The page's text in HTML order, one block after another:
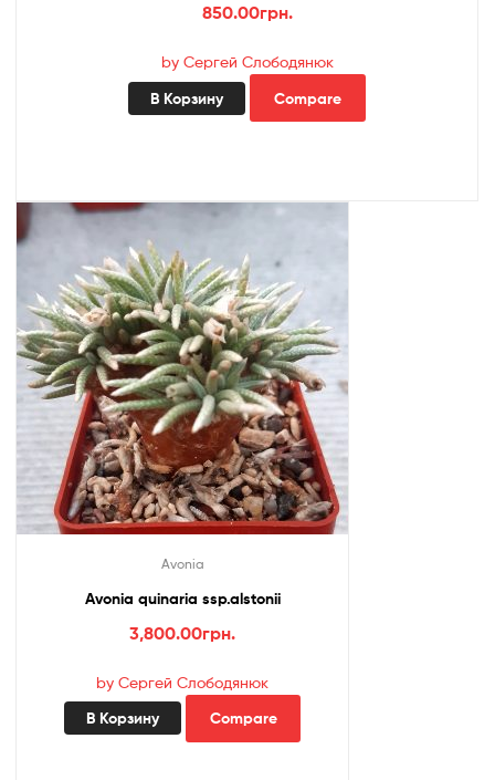
850.00грн.
by Сергей Слободянюк
В Корзину Compare
Avonia
Avonia quinaria ssp.alstonii
3,800.00грн.
by Сергей Слободянюк
В Корзину Compare